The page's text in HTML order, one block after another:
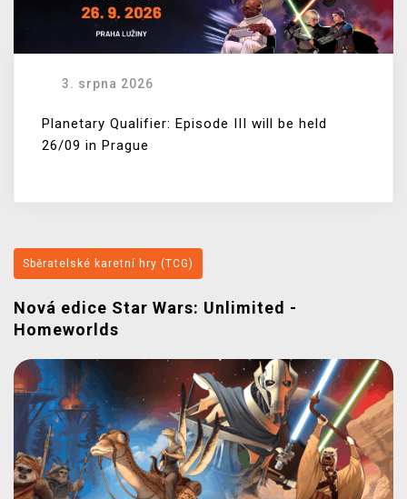
3. srpna 2026
Planetary Qualifier: Episode III will be held
26/09 in Prague
Sběratelské karetní hry (TCG)
Nová edice Star Wars: Unlimited -
Homeworlds